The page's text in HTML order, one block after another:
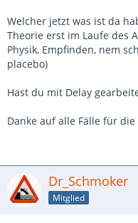
Welcher jetzt was ist da
Theorie erst im Laufe des
Physik, Empfinden, nem
placebo)
Hast du mit Delay
Danke auf alle Fälle für
Dr_Schmoker
Mitglied